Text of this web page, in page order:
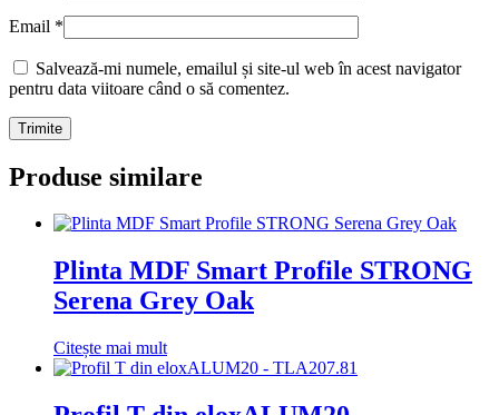
Email *
Salvează-mi numele, emailul și site-ul web în acest navigator
pentru data viitoare când o să comentez.
Produse similare
Plinta MDF Smart Profile STRONG
Serena Grey Oak
Citește mai mult